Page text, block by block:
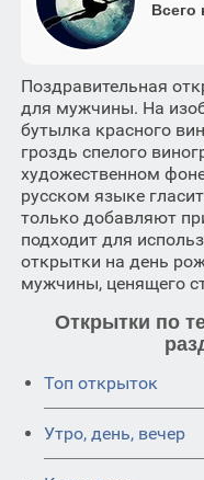
Всего
Поздравительная
для мужчины. На
бутылка красного
гроздь спелого
художественном
русском языке
только добавляют
подходит для
открытки на день
мужчины, ценящего
Открытки по
Топ открыток
Утро, день, вечер